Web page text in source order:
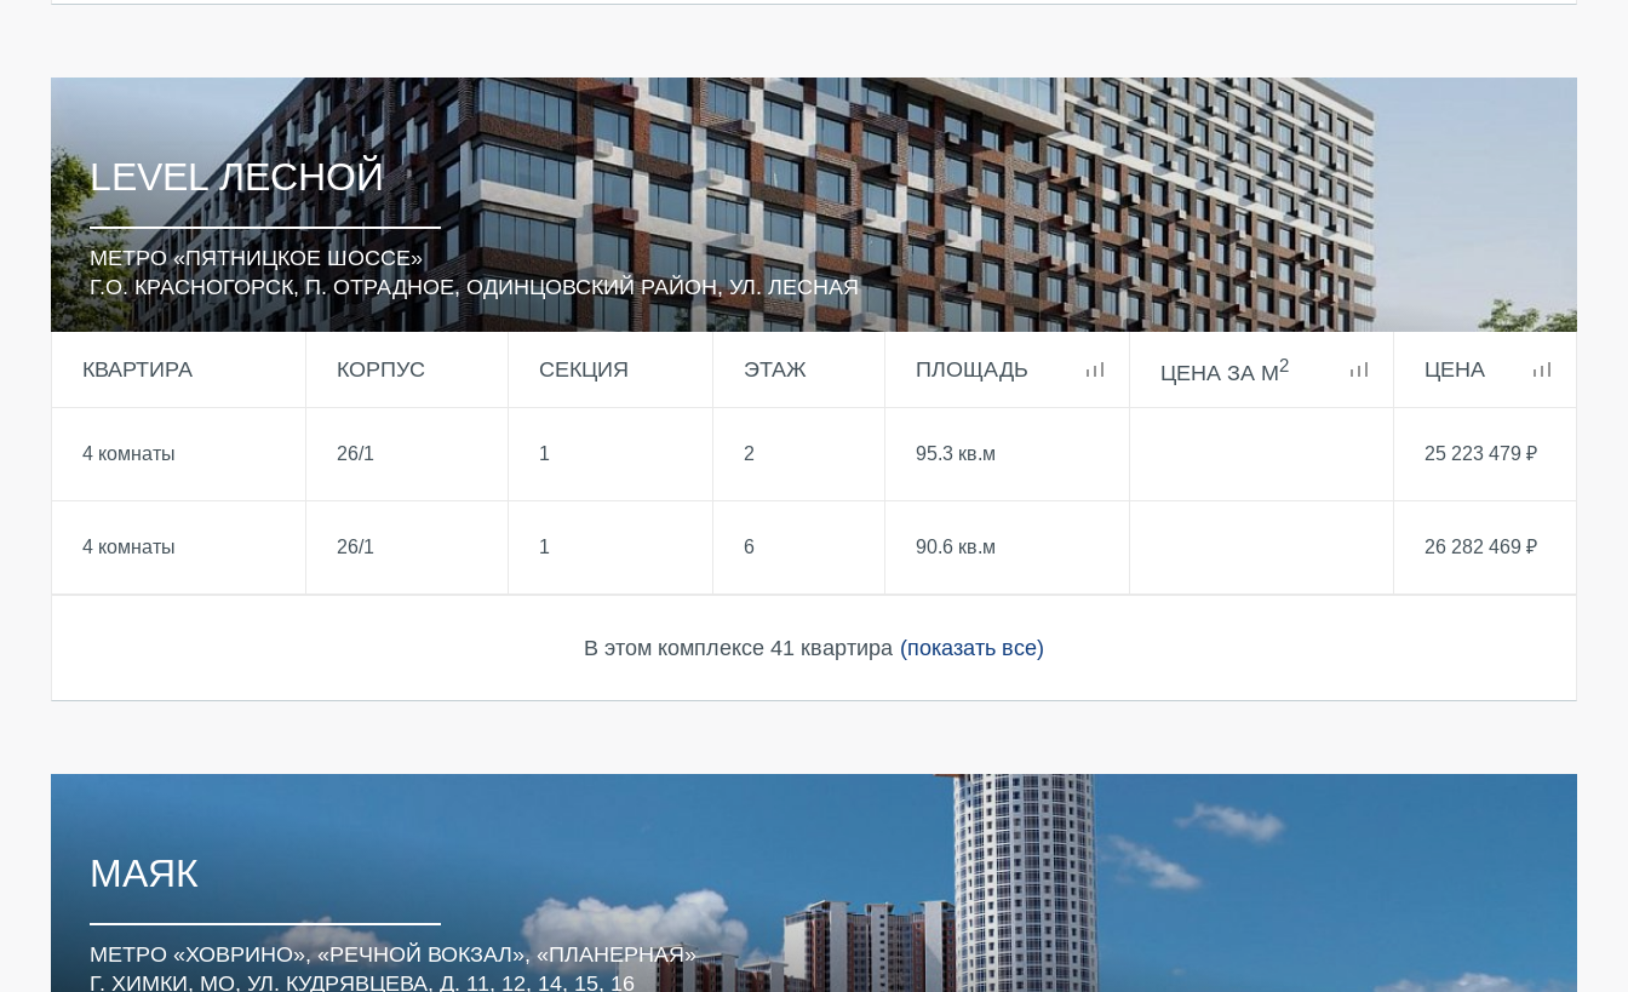
LEVEL ЛЕСНОЙ
МЕТРО «ПЯТНИЦКОЕ ШОССЕ»
Г.О. КРАСНОГОРСК, П. ОТРАДНОЕ, ОДИНЦОВСКИЙ РАЙОН, УЛ. ЛЕСНАЯ
КВАРТИРА КОРПУС СЕКЦИЯ ЭТАЖ ПЛОЩАДЬ ЦЕНА ЗА М2 ЦЕНА
4 комнаты 26/1 1 2 95.3 кв.м 25 223 479 ₽
4 комнаты 26/1 1 6 90.6 кв.м 26 282 469 ₽
В этом комплексе 41 квартира (показать все)
МАЯК
МЕТРО «ХОВРИНО», «РЕЧНОЙ ВОКЗАЛ», «ПЛАНЕРНАЯ»
Г. ХИМКИ, МО, УЛ. КУДРЯВЦЕВА, Д. 11, 12, 14, 15, 16